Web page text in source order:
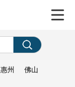
惠州 佛山